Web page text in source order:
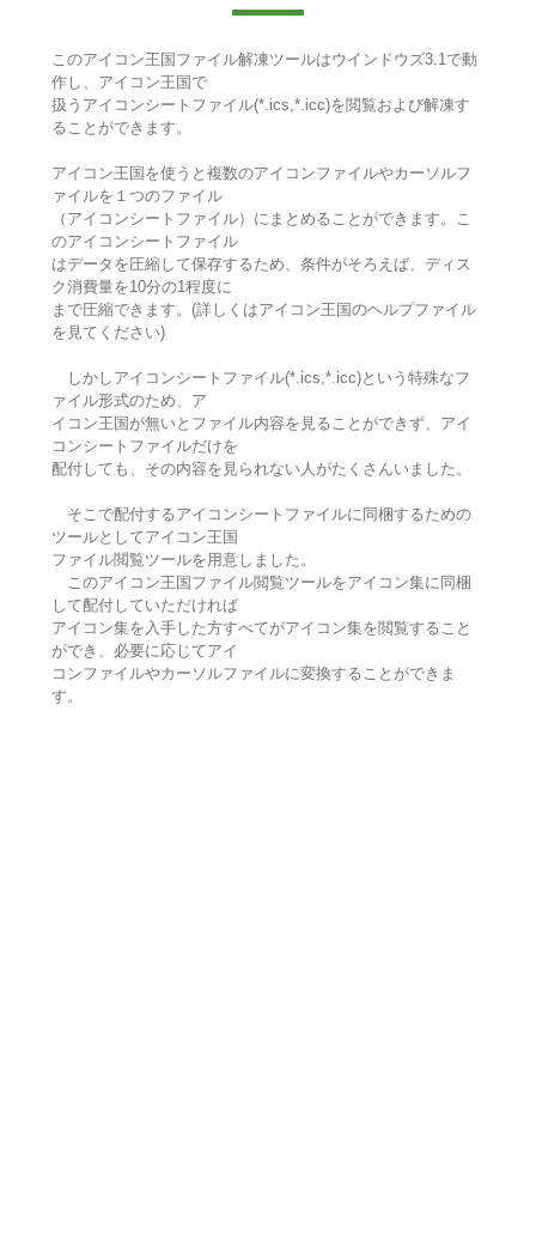
このアイコン王国ファイル解凍ツールはウインドウズ3.1で動
作し、アイコン王国で
扱うアイコンシートファイル(*.ics,*.icc)を閲覧および解凍す
ることができます。
アイコン王国を使うと複数のアイコンファイルやカーソルフ
ァイルを１つのファイル
（アイコンシートファイル）にまとめることができます。こ
のアイコンシートファイル
はデータを圧縮して保存するため、条件がそろえば、ディス
ク消費量を10分の1程度に
まで圧縮できます。(詳しくはアイコン王国のヘルプファイル
を見てください)
しかしアイコンシートファイル(*.ics,*.icc)という特殊なフ
ァイル形式のため、ア
イコン王国が無いとファイル内容を見ることができず、アイ
コンシートファイルだけを
配付しても、その内容を見られない人がたくさんいました。
そこで配付するアイコンシートファイルに同梱するための
ツールとしてアイコン王国
ファイル閲覧ツールを用意しました。
このアイコン王国ファイル閲覧ツールをアイコン集に同梱
して配付していただければ
アイコン集を入手した方すべてがアイコン集を閲覧すること
ができ、必要に応じてアイ
コンファイルやカーソルファイルに変換することができま
す。